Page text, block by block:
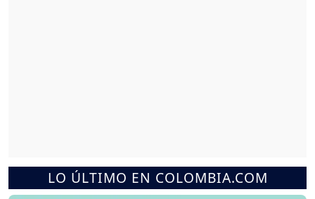
LO ÚLTIMO EN COLOMBIA.COM